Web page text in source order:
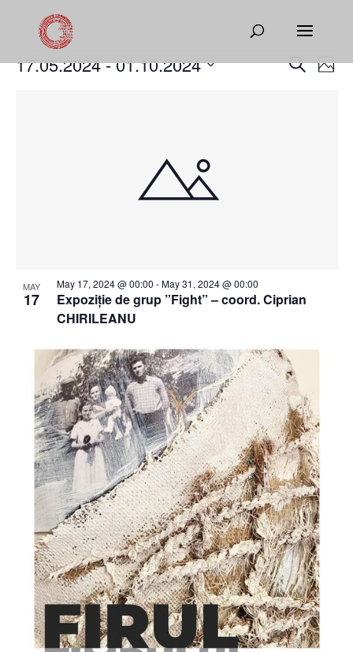
Events Events
SearchPhoto
17.05.2024 - 01.10.2024
MAY
17
Expoziție de grup ”Fight” – coord. Ciprian
CHIRILEANU
May 17, 2024 @ 00:00 -May 31, 2024 @ 00:00